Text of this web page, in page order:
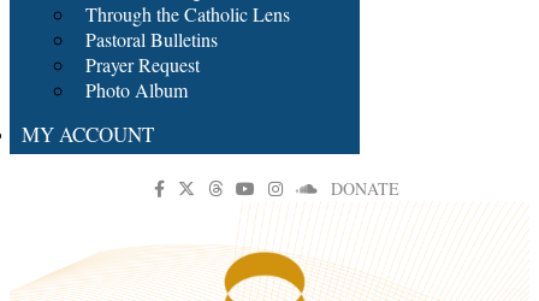
Through the Catholic Lens
Pastoral Bulletins
Prayer Request
Photo Album
MY ACCOUNT
DONATE